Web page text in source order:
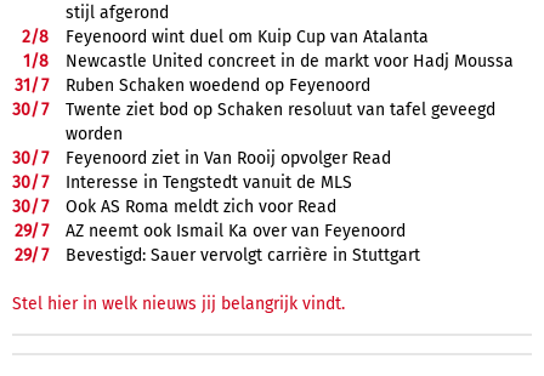
stijl afgerond
2/8
Feyenoord wint duel om Kuip Cup van Atalanta
1/8
Newcastle United concreet in de markt voor Hadj Moussa
31/7
Ruben Schaken woedend op Feyenoord
30/7
Twente ziet bod op Schaken resoluut van tafel geveegd
worden
30/7
Feyenoord ziet in Van Rooij opvolger Read
30/7
Interesse in Tengstedt vanuit de MLS
30/7
Ook AS Roma meldt zich voor Read
29/7
AZ neemt ook Ismail Ka over van Feyenoord
29/7 Bevestigd: Sauer vervolgt carrière in Stuttgart
Stel hier in welk nieuws jij belangrijk vindt.